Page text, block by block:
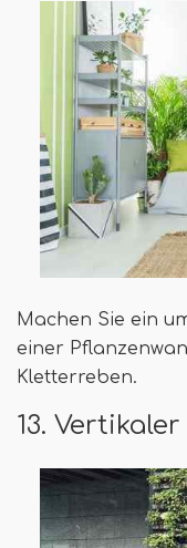
Machen Sie ein
einer
Kletterreben.
13.